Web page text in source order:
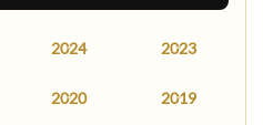
2024 2023
2020 2019